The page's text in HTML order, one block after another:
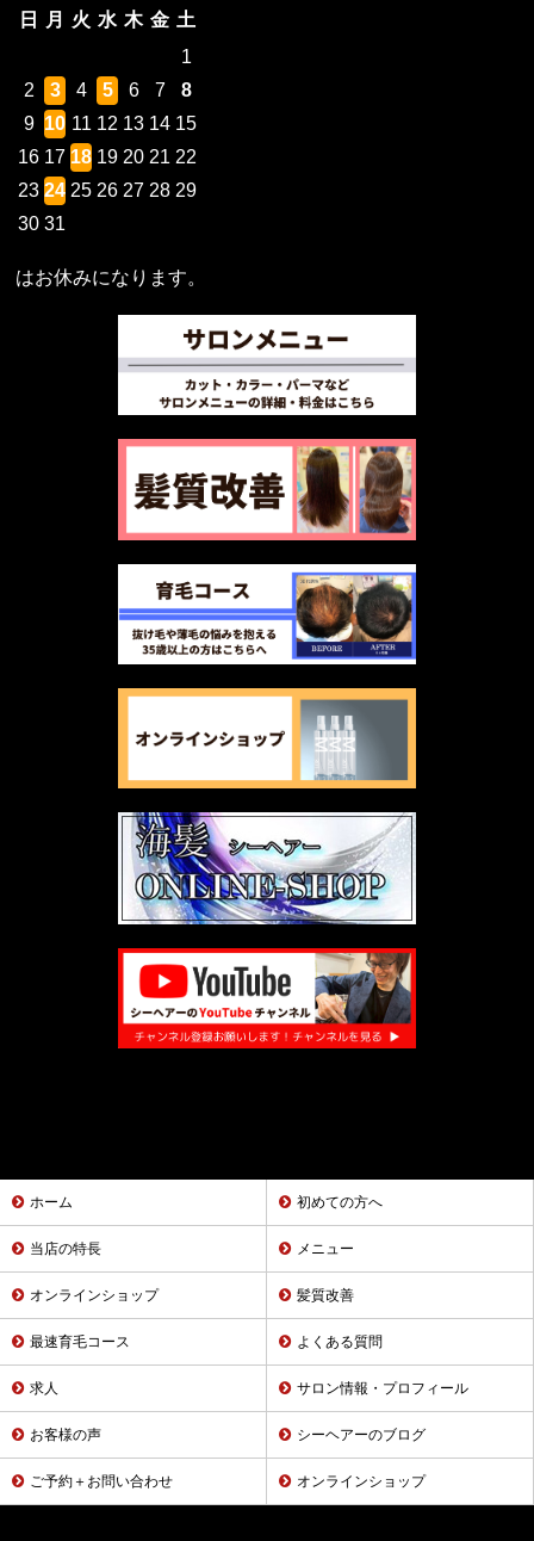
日 月 火 水 木 金 土
1
2
3 4 5 6 7
8
9 10 11 12 13 14 15
16 17 18 19 20 21 22
23 24 25 26 27 28 29
30 31
はお休みになります。
ホーム 初めての方へ
当店の特長 メニュー
オンラインショップ 髪質改善
最速育毛コース よくある質問
求人 サロン情報・プロフィール
お客様の声 シーヘアーのブログ
ご予約＋お問い合わせ オンラインショップ